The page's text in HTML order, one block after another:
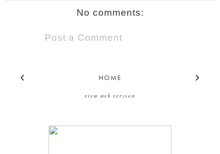
No comments:
Post a Comment
‹ ›
HOME
view web version